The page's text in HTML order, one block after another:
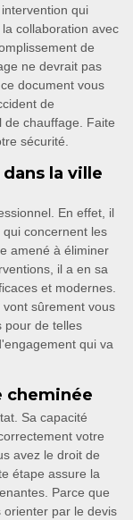
qui
collaboration avec
de
ne devrait pas
document vous
de
de chauffage. Faite
sécurité.
la ville
En effet, il
concernent les
amené à éliminer
il a en sa
et modernes.
sûrement vous
pour de telles
qui va
cheminée
Sa capacité
votre
avez le droit de
étape assure la
Parce que
orienter par le devis